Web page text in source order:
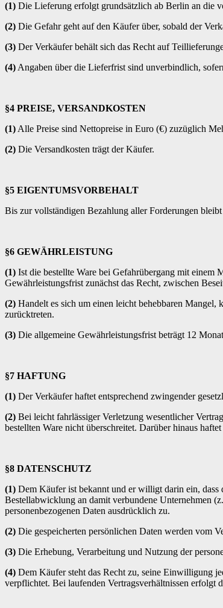
(1) Die Lieferung erfolgt grundsätzlich ab Berlin an die
(2) Die Gefahr geht auf den Käufer über, sobald der
(3) Der Verkäufer behält sich das Recht auf
(4) Angaben über die Lieferfrist sind unverbindlich,
§4 PREISE, VERSANDKOSTEN
(1) Alle Preise sind Nettopreise in Euro (€) zuzüglich
(2) Die Versandkosten trägt der Käufer.
§5 EIGENTUMSVORBEHALT
Bis zur vollständigen Bezahlung aller Forderungen
§6 GEWÄHRLEISTUNG
(1) Ist die bestellte Ware bei Gefahrübergang mit einem
Gewährleistungsfrist zunächst das Recht, zwischen
(2) Handelt es sich um einen leicht behebbaren
zurücktreten.
(3) Die allgemeine Gewährleistungsfrist beträgt 12
§7 HAFTUNG
(1) Der Verkäufer haftet entsprechend zwingender
(2) Bei leicht fahrlässiger Verletzung wesentlicher
bestellten Ware nicht überschreitet. Darüber hinaus
§8 DATENSCHUTZ
(1) Dem Käufer ist bekannt und er willigt darin ein, dass
Bestellabwicklung an damit verbundene Unternehmen
personenbezogenen Daten ausdrücklich zu.
(2) Die gespeicherten persönlichen Daten werden vom
(3) Die Erhebung, Verarbeitung und Nutzung der
(4) Dem Käufer steht das Recht zu, seine Einwilligung
verpflichtet. Bei laufenden Vertragsverhältnissen erfolgt